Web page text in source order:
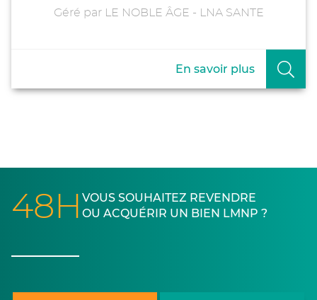
Géré par LE NOBLE ÂGE - LNA SANTE
En savoir plus
48H VOUS SOUHAITEZ REVENDRE
OU ACQUÉRIR UN BIEN LMNP ?